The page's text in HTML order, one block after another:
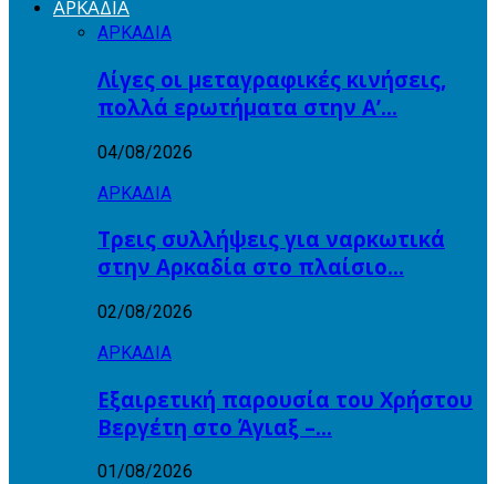
ΑΡΚΑΔΙΑ
ΑΡΚΑΔΙΑ
Λίγες οι μεταγραφικές κινήσεις,
πολλά ερωτήματα στην Α’…
04/08/2026
ΑΡΚΑΔΙΑ
Τρεις συλλήψεις για ναρκωτικά
στην Αρκαδία στο πλαίσιο…
02/08/2026
ΑΡΚΑΔΙΑ
Εξαιρετική παρουσία του Χρήστου
Βεργέτη στο Άγιαξ –…
01/08/2026